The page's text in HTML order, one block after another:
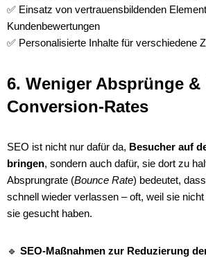
✅ Einsatz von vertrauensbildenden
Kundenbewertungen
✅ Personalisierte Inhalte für verschiedene
6. Weniger Absprünge &
Conversion-Rates
SEO ist nicht nur dafür da, Besucher auf
bringen, sondern auch dafür, sie dort zu
Absprungrate (Bounce Rate) bedeutet,
schnell wieder verlassen – oft, weil sie
sie gesucht haben.
🔹 SEO-Maßnahmen zur Reduzierung